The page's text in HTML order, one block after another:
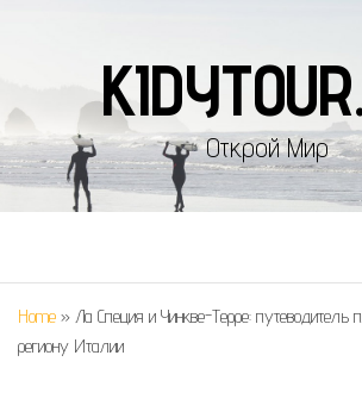
Открой Мир
Home » Ла Специя и Чинкве-Терре: путеводитель
региону Италии